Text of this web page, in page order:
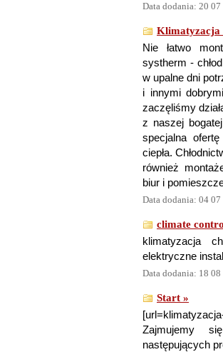
Data dodania: 20
Klimatyzacja
Nie łatwo
systherm -
w upalne dni
i innymi
zaczęliśmy
z naszej
specjalna
ciepła.
również
biur i
Data dodania: 04
climate
klimatyzacja
elektryczne
Data dodania: 18
Start »
Zajmujemy
następujących